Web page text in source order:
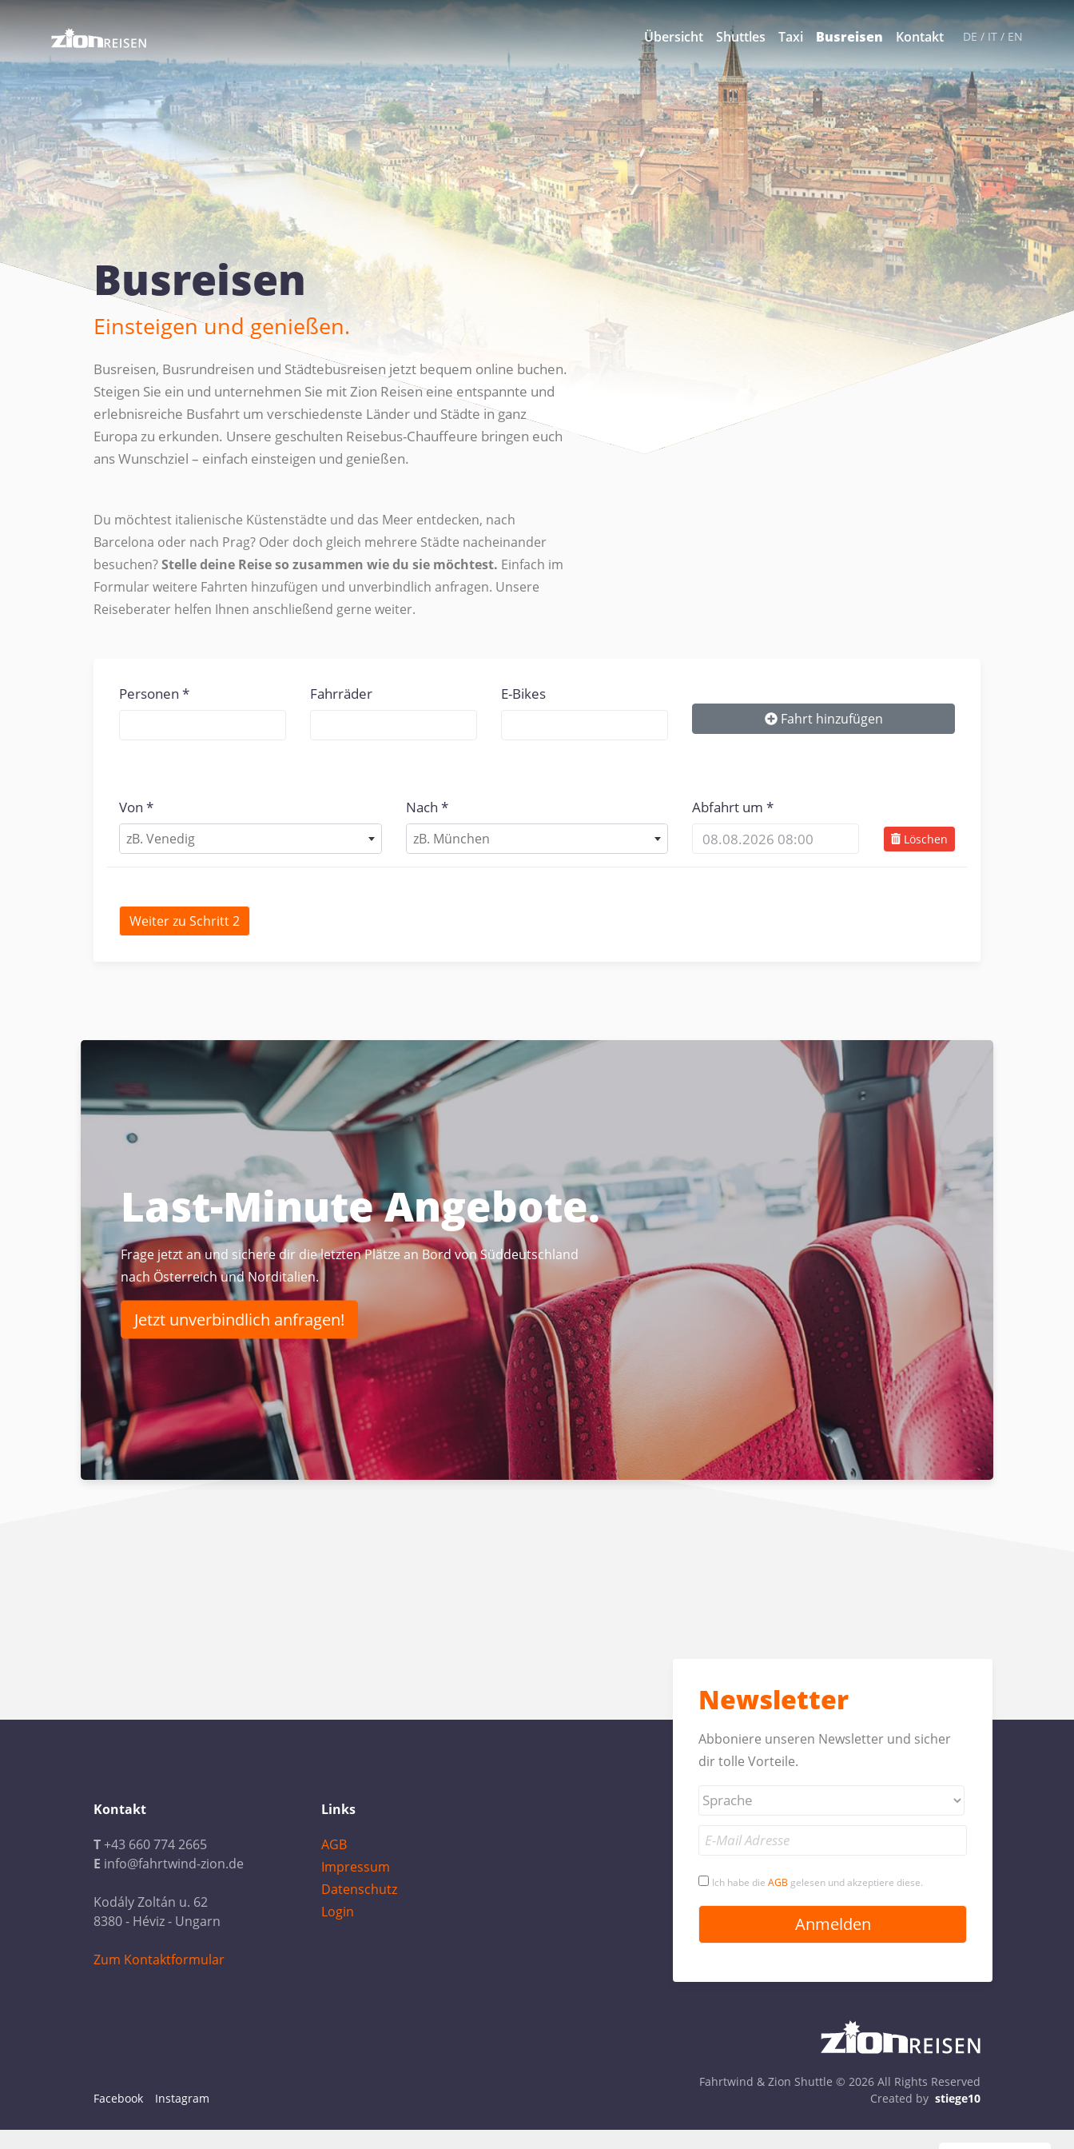
Übersicht Shuttles Taxi Busreisen Kontakt DE / IT / EN
Busreisen
Einsteigen und genießen.
Busreisen, Busrundreisen und Städtebusreisen jetzt bequem online buchen.
Steigen Sie ein und unternehmen Sie mit Zion Reisen eine entspannte und
erlebnisreiche Busfahrt um verschiedenste Länder und Städte in ganz
Europa zu erkunden. Unsere geschulten Reisebus-Chauffeure bringen euch
ans Wunschziel – einfach einsteigen und genießen.
Du möchtest italienische Küstenstädte und das Meer entdecken, nach
Barcelona oder nach Prag? Oder doch gleich mehrere Städte nacheinander
besuchen?Stelle deine Reise so zusammen wie du sie möchtest. Einfach im
Formular weitere Fahrten hinzufügen und unverbindlich anfragen. Unsere
Reiseberater helfen Ihnen anschließend gerne weiter.
Personen Fahrräder E-Bikes
Fahrt hinzufügen
Von
zB. Venedig
Nach
zB. München
Abfahrt um
Löschen
Last-Minute Angebote.
Frage jetzt an und sichere dir die letzten Plätze an Bord von Süddeutschland
nach Österreich und Norditalien.
Jetzt unverbindlich anfragen!
Newsletter
Abboniere unseren Newsletter und sicher
dir tolle Vorteile.
Ich habe die AGB gelesen und akzeptiere diese.
Kontakt
T+43 660 774 2665
E info@fahrtwind-zion.de
Kodály Zoltán u. 62
8380 - Héviz - Ungarn
Zum Kontaktformular
Links
AGB
Impressum
Datenschutz
Login
Facebook Instagram
Fahrtwind & Zion Shuttle © 2026 All Rights Reserved
Created by stiege10